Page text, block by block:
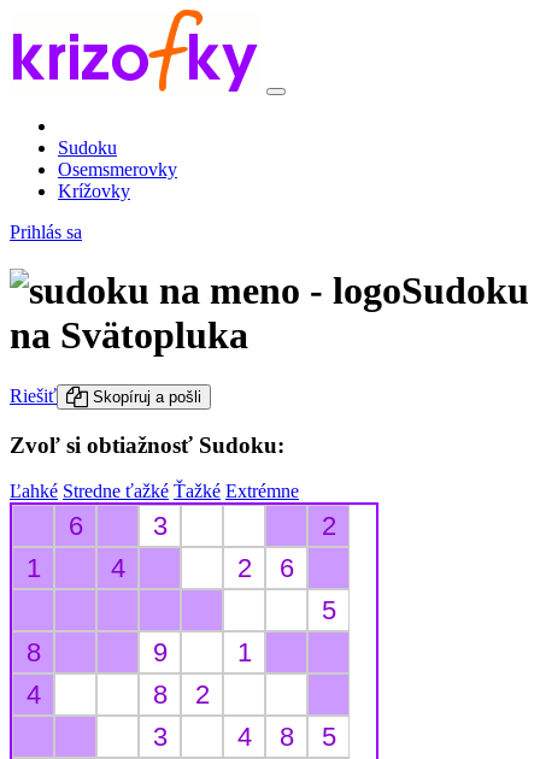
Sudoku
Osemsmerovky
Krížovky
Prihlás sa
Sudoku
na Svätopluka
Riešiť Skopíruj a pošli
Zvoľ si obtiažnosť Sudoku:
Ľahké Stredne ťažké Ťažké Extrémne